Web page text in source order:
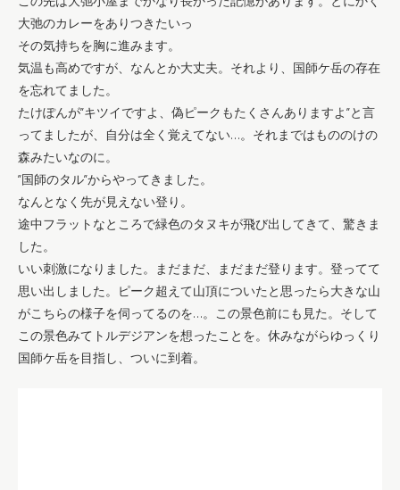
大弛のカレーをありつきたいっ
その気持ちを胸に進みます。
気温も高めですが、なんとか大丈夫。それより、国師ケ岳の存在
を忘れてました。
たけぽんが”キツイですよ、偽ピークもたくさんありますよ”と言
ってましたが、自分は全く覚えてない…。それまではもののけの
森みたいなのに。
”国師のタル”からやってきました。
なんとなく先が見えない登り。
途中フラットなところで緑色のタヌキが飛び出してきて、驚きま
した。
いい刺激になりました。まだまだ、まだまだ登ります。登ってて
思い出しました。ピーク超えて山頂についたと思ったら大きな山
がこちらの様子を伺ってるのを…。この景色前にも見た。そして
この景色みてトルデジアンを想ったことを。休みながらゆっくり
国師ケ岳を目指し、ついに到着。